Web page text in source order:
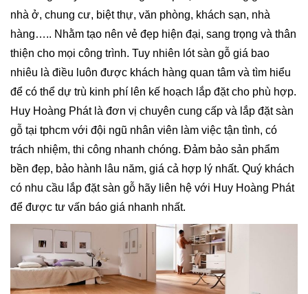
nhà ở, chung cư, biệt thự, văn phòng, khách sạn, nhà
hàng….. Nhằm tạo nên vẻ đẹp hiện đại, sang trọng và thân
thiện cho mọi công trình. Tuy nhiên lót sàn gỗ giá bao
nhiêu là điều luôn được khách hàng quan tâm và tìm hiểu
để có thể dự trù kinh phí lên kế hoạch lắp đặt cho phù hợp.
Huy Hoàng Phát là đơn vị chuyên cung cấp và lắp đặt sàn
gỗ tại tphcm với đội ngũ nhân viên làm việc tận tình, có
trách nhiệm, thi công nhanh chóng. Đảm bảo sản phẩm
bền đẹp, bảo hành lâu năm, giá cả hợp lý nhất. Quý khách
có nhu cầu lắp đặt sàn gỗ hãy liên hệ với Huy Hoàng Phát
để được tư vấn báo giá nhanh nhất.